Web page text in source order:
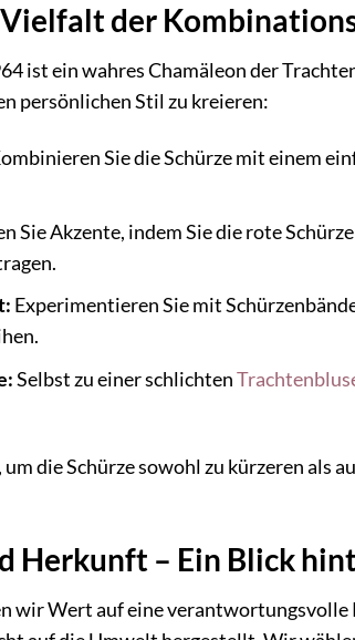
Vielfalt der
ist ein wahres Chamäleon der
persönlichen Stil zu kreieren:
Sie die Schürze mit einem
Sie Akzente, indem Sie die rote
Experimentieren Sie mit
Selbst zu einer schlichten
die Schürze sowohl zu kürzeren als
Herkunft – Ein Blick
wir Wert auf eine